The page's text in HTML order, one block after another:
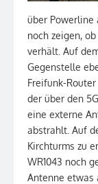
über Powerline
noch zeigen,
verhält. Auf
Gegenstelle
Freifunk-
der über den
eine externe
abstrahlt. Auf
Kirchturms zu
WR1043 noch
Antenne etwas